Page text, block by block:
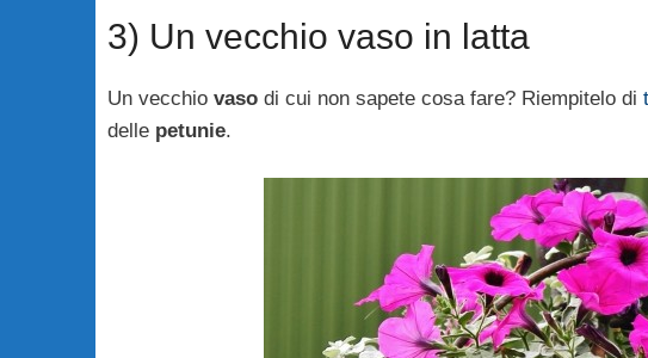
3) Un vecchio vaso in latta
Un vecchio vasodi cui non sapete cosa fare? Riempitelo di
delle petunie.